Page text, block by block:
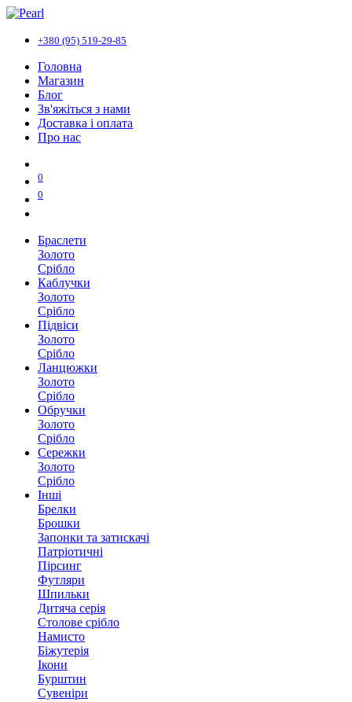
+380 (95) 519-29-85
Головна
Магазин
Блог
Зв'яжіться з нами
Доставка і оплата
Про нас
0
0
Браслети
Золото
Срібло
Каблучки
Золото
Срібло
Підвіси
Золото
Срібло
Ланцюжки
Золото
Срібло
Обручки
Золото
Срібло
Сережки
Золото
Срібло
Інші
Брелки
Брошки
Запонки та затискачі
Патріотичні
Пірсинг
Футляри
Шпильки
Дитяча серія
Столове срібло
Намисто
Біжутерія
Ікони
Бурштин
Сувеніри